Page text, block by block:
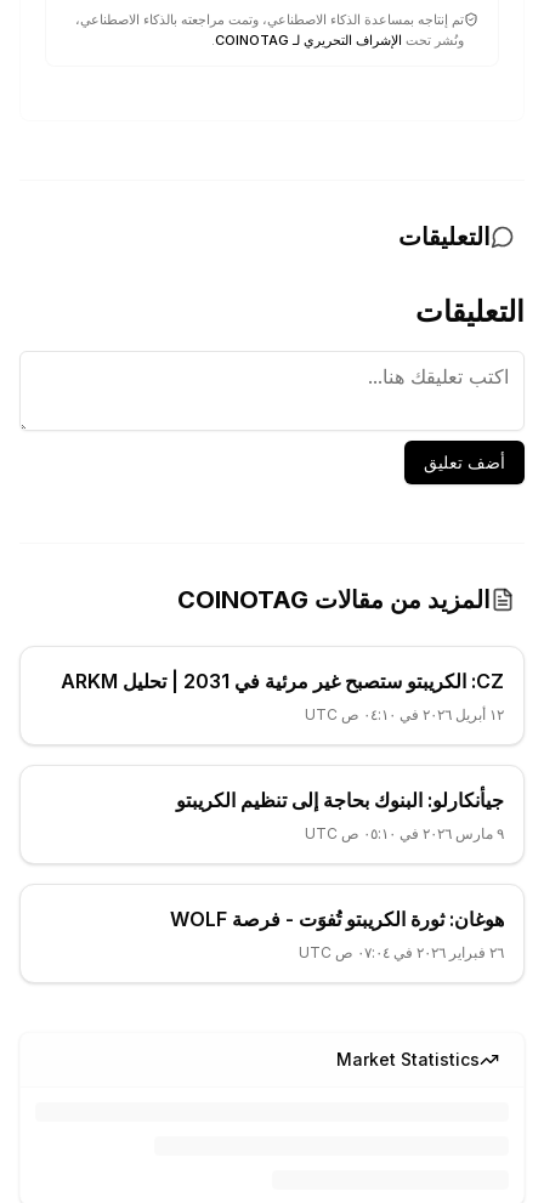
تم إنتاجه بمساعدة الذكاء الاصطناعي، وتمت مراجعته بالذكاء الاصطناعي،
ونُشر تحت الإشراف التحريري لـ COINOTAG .
التعليقات
التعليقات
أضف تعليق
المزيد من مقالات COINOTAG
CZ: الكريبتو ستصبح غير مرئية في 2031 | تحليل ARKM
١٢ أبريل ٢٠٢٦ في ٠٤:١٠ ص UTC
جيأنكارلو: البنوك بحاجة إلى تنظيم الكريبتو
٩ مارس ٢٠٢٦ في ٠٥:١٠ ص UTC
هوغان: ثورة الكريبتو تُفوَت - فرصة WOLF
٢٦ فبراير ٢٠٢٦ في ٠٧:٠٤ ص UTC
Market Statistics